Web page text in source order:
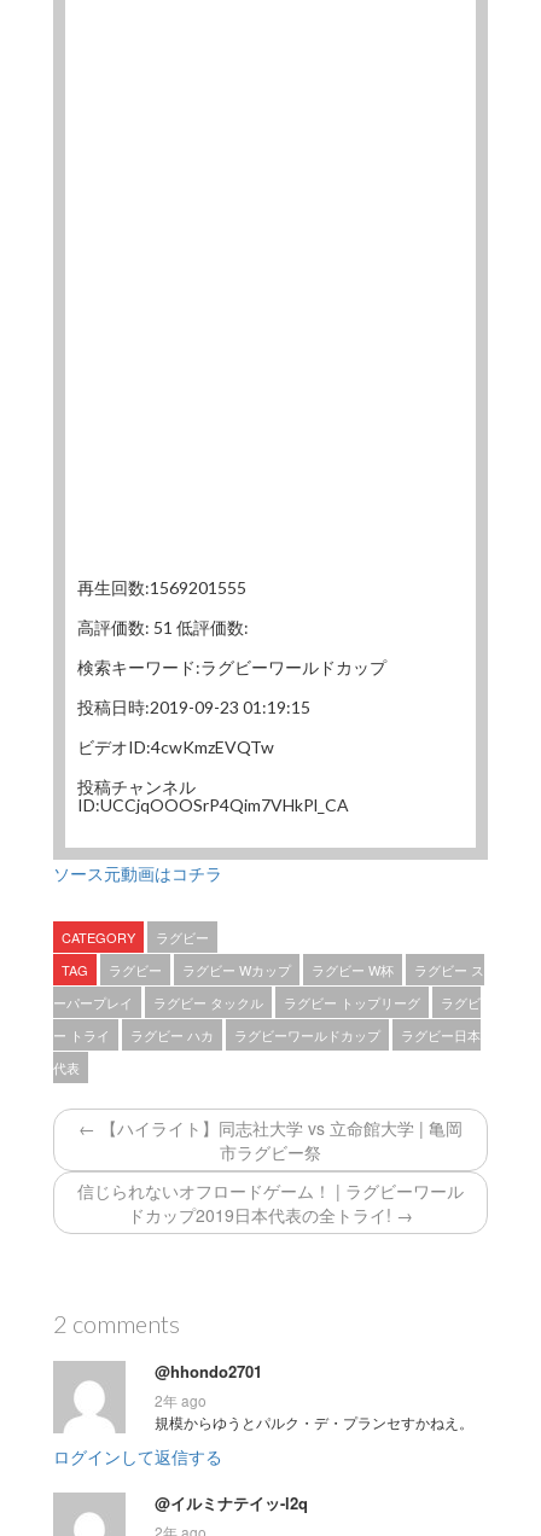
再生回数:1569201555
高評価数: 51 低評価数:
検索キーワード:ラグビーワールドカップ
投稿日時:2019-09-23 01:19:15
ビデオID:4cwKmzEVQTw
投稿チャンネル
ID:UCCjqOOOSrP4Qim7VHkPl_CA
ソース元動画はコチラ
CATEGORY
ラグビー
TAG
ラグビー ラグビー Wカップ ラグビー W杯
ラグビー ス
ーパープレイ
ラグビー タックル ラグビー トップリーグ
ラグビ
ー トライ
ラグビー ハカ ラグビーワールドカップ
ラグビー日本
代表
← 【ハイライト】同志社大学 vs 立命館大学 | 亀岡
市ラグビー祭
信じられないオフロードゲーム！ | ラグビーワール
ドカップ2019日本代表の全トライ! →
2 comments
@hhondo2701
2年 ago
規模からゆうとパルク・デ・プランセすかねえ。
ログインして返信する
@イルミナテイッ-l2q
2年 ago